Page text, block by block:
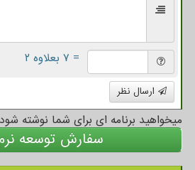
= ۷ بعلاوه ۲
ارسال نظر
میخواهید برنامه ای برای شما نوشته
سفارش توسعه نرم